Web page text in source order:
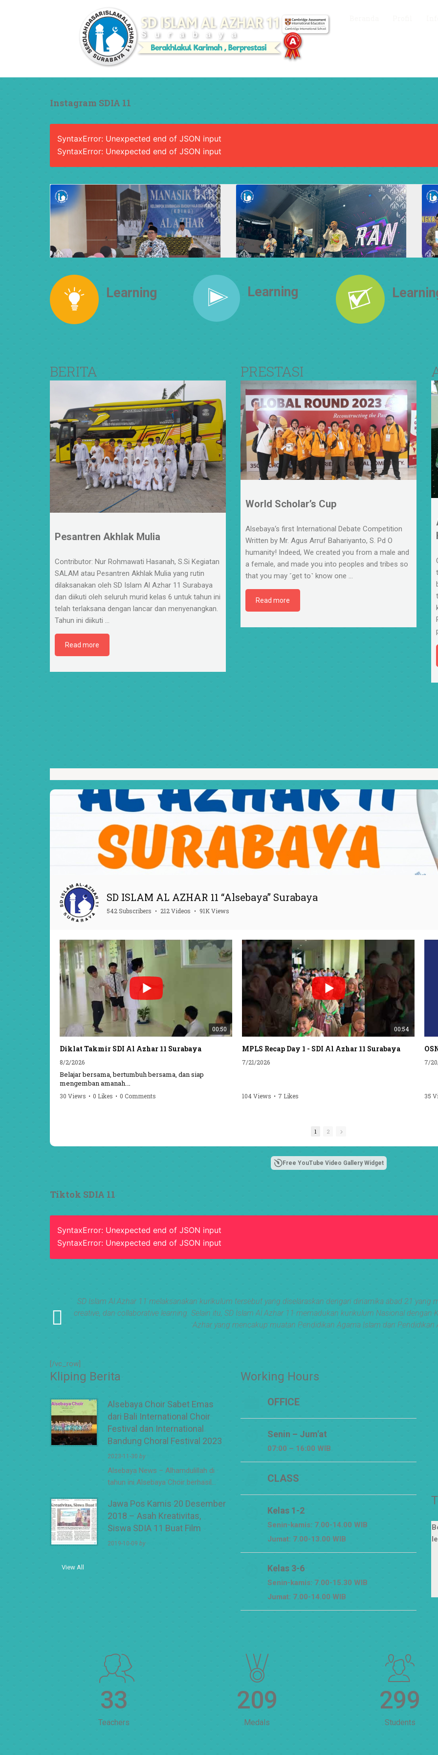
Instagram SDIA 11
SyntaxError: Unexpected end of JSON input
SyntaxError: Unexpected end of JSON input
Learning Learning
BERITA
Pesantren Akhlak Mulia
Contributor: Nur Rohmawati Hasanah, S.Si Kegiatan
SALAM atau Pesantren Akhlak Mulia yang rutin
dilaksanakan oleh SD Islam Al Azhar 11 Surabaya
dan diikuti oleh seluruh murid kelas 6 untuk tahun ini
telah terlaksana dengan lancar dan menyenangkan.
Tahun ini diikuti …
Read more
PRESTASI
World Scholar’s Cup
Alsebaya‘s first International Debate Competition
Written by Mr. Agus Arruf Bahariyanto, S. Pd O
humanity! Indeed, We created you from a male and
a female, and made you into peoples and tribes so
that you may ˹get to˺ know one …
Read more
SD ISLAM AL AZHAR 11 “Alsebaya” Surabaya
542 Subscribers • 212 Videos • 91K Views
00:50
Diklat Takmir SDI Al Azhar 11 Surabaya
8/2/2026
Belajar bersama, bertumbuh bersama, dan siap
mengemban amanah.
Semangat peserta dalam Diklat Takmir SDI Al Azhar 11
Bismillah, semoga setiap langkah menjadi ladang
#sekolah #sekolahdasar #sekolahsurabaya
30 Views • 0 Likes • 0 Comments
00:54
MPLS Recap Day 1 - SDI Al Azhar 11 Surabaya
7/21/2026
104 Views • 7 Likes
7/
35
1 2
Free YouTube Video Gallery Widget
Tiktok SDIA 11
SyntaxError: Unexpected end of JSON input
SyntaxError: Unexpected end of JSON input
SD Islam Al Azhar 11 melaksanakan kurikulum tersebut yang diselaraskan dengan dinamika abad 21
creative, dan collaborative learning. Selain itu, SD Islam Al Azhar 11 memadukan kurikulum Nasional
Azhar yang mencakup muatan Pendidikan Agama Islam dan Pendidikan
[/vc_row]
Kliping Berita
Alsebaya Choir Sabet Emas
dari Bali International Choir
Festival dan International
Bandung Choral Festival 2023
2023-11-30 by
Alsebaya News – Alhamdulillah di
tahun ini Alsebaya Choir berhasil…
Jawa Pos Kamis 20 Desember
2018 – Asah Kreativitas,
Siswa SDIA 11 Buat Film
2019-10-09 by
View All
Working Hours
OFFICE
Senin – Jum'at
07:00 – 16:00 WIB
CLASS
Kelas 1-2
Senin-kamis: 7.00-14.00 WIB
Jumat: 7.00-13.00 WIB
Kelas 3-6
Senin-kamis: 7.00-15.30 WIB
Jumat: 7.00-14.00 WIB
33
Teachers
210
Medals
300
Students